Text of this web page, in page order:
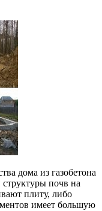
дома из газобетона
почв на
плиту, либо
имеет большую